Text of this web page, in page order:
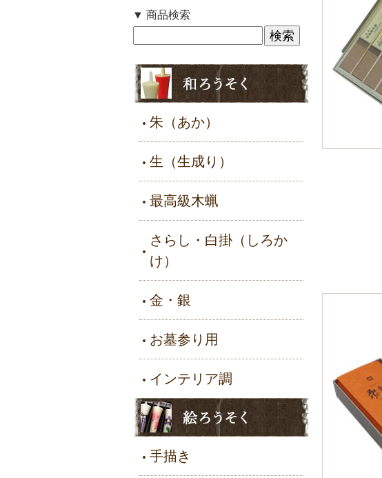
▼ 商品検索
朱（あか）
生（生成り）
最高級木蝋
さらし・白掛（しろか
け）
金・銀
お墓参り用
インテリア調
手描き